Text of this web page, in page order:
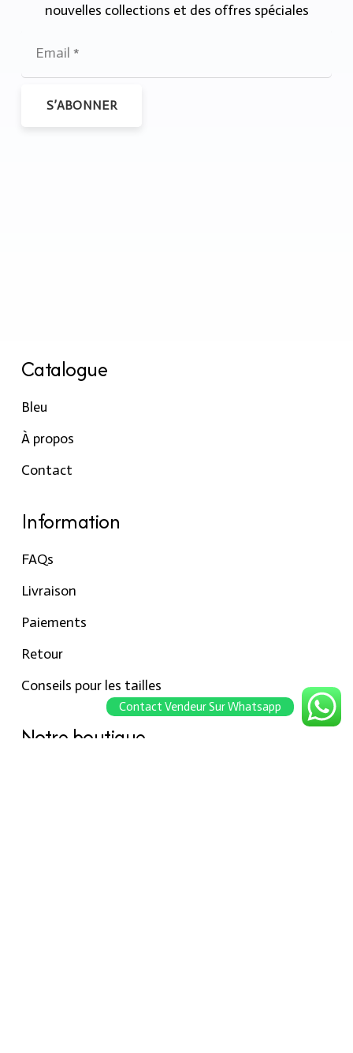
nouvelles collections et des offres spéciales
S’ABONNER
Catalogue
Bleu
À propos
Contact
Information
FAQs
Livraison
Paiements
Retour
Conseils pour les tailles
Notre boutique
Contact Vendeur Sur Whatsapp